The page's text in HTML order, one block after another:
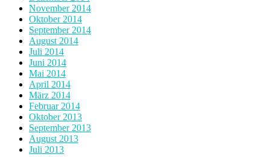
November 2014
Oktober 2014
September 2014
August 2014
Juli 2014
Juni 2014
Mai 2014
April 2014
März 2014
Februar 2014
Oktober 2013
September 2013
August 2013
Juli 2013